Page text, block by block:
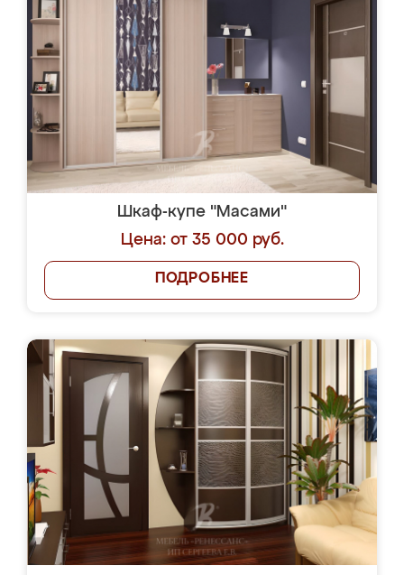
Шкаф-купе "Масами"
Цена: от 35 000 руб.
ПОДРОБНЕЕ